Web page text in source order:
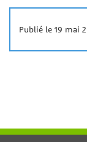
Publié le 19 mai